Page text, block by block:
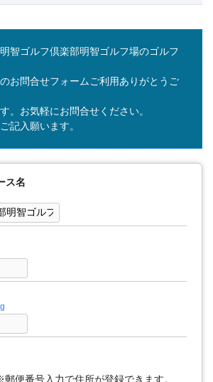
智ゴルフ倶楽部明智ゴルフ場のゴルフ
お問合せフォームご利用ありがとうご
。お気軽にお問合せください。
記入願います。
ス名
便番号入力で住所が登録できます。